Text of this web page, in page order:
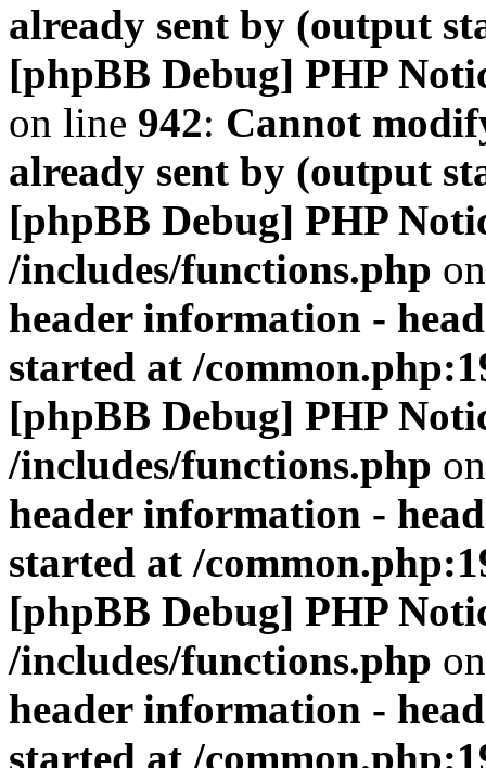
already sent by (output
[phpBB Debug] PHP
on line 942: Cannot
already sent by (output
[phpBB Debug] PHP
/includes/functions.php
header information -
started at /
[phpBB Debug] PHP
/includes/functions.php
header information -
started at /
[phpBB Debug] PHP
/includes/functions.php
header information -
started at /